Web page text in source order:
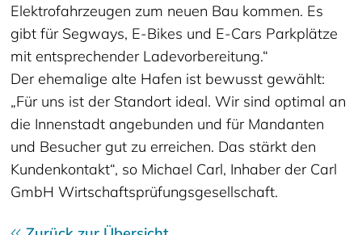
Elektrofahrzeugen zum neuen Bau kommen. Es
gibt für Segways, E-Bikes und E-Cars Parkplätze
mit entsprechender Ladevorbereitung.“
Der ehemalige alte Hafen ist bewusst gewählt:
„Für uns ist der Standort ideal. Wir sind optimal an
die Innenstadt angebunden und für Mandanten
und Besucher gut zu erreichen. Das stärkt den
Kundenkontakt“, so Michael Carl, Inhaber der Carl
GmbH Wirtschaftsprüfungsgesellschaft.